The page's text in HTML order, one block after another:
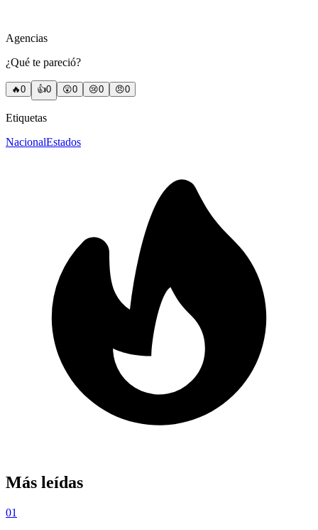
Agencias
¿Qué te pareció?
🔥0 👍0 😲0 😢0 😠0
Etiquetas
NacionalEstados
Más leídas
01